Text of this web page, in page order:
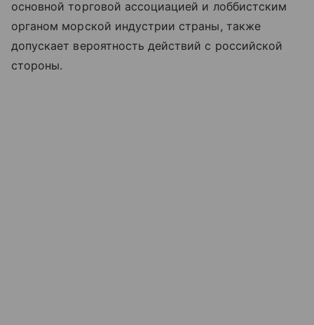
основной торговой ассоциацией и лоббистским
органом морской индустрии страны, также
допускает вероятность действий с российской
стороны.